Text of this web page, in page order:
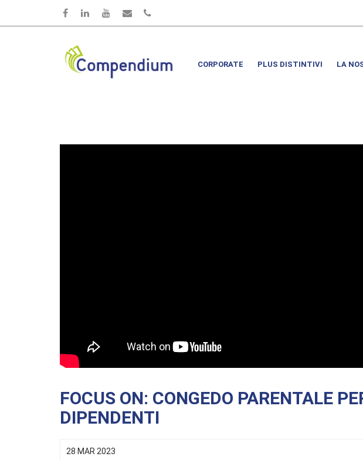
CORPORATE PLUS DISTINTIVI LA
FOCUS ON: CONGEDO PARENTALE
DIPENDENTI
28 MAR 2023